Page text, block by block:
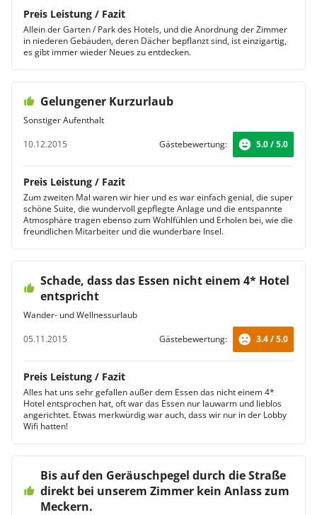
Preis Leistung / Fazit
Allein der Garten / Park des Hotels, und die Anordnung der Zimmer
in niederen Gebäuden, deren Dächer bepflanzt sind, ist einzigartig,
es gibt immer wieder Neues zu entdecken.
Gelungener Kurzurlaub
Sonstiger Aufenthalt
10.12.2015
Gästebewertung: 5.0 / 5.0
Preis Leistung / Fazit
Zum zweiten Mal waren wir hier und es war einfach genial, die super
schöne Suite, die wundervoll gepflegte Anlage und die entspannte
Atmosphäre tragen ebenso zum Wohlfühlen und Erholen bei, wie die
freundlichen Mitarbeiter und die wunderbare Insel.
Schade, dass das Essen nicht einem 4* Hotel
entspricht
Wander- und Wellnessurlaub
05.11.2015
Gästebewertung: 3.4 / 5.0
Preis Leistung / Fazit
Alles hat uns sehr gefallen außer dem Essen das nicht einem 4*
Hotel entsprochen hat, oft war das Essen nur lauwarm und lieblos
angerichtet. Etwas merkwürdig war auch, dass wir nur in der Lobby
Wifi hatten!
Bis auf den Geräuschpegel durch die Straße
direkt bei unserem Zimmer kein Anlass zum
Meckern.